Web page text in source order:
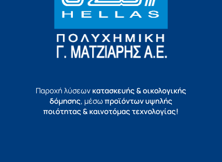
Παροχή λύσεωνκατασκευής & οικολογικής
δόμησης, μέσωπροϊόντων υψηλής
ποιότητας & καινοτόμας τεχνολογίας!